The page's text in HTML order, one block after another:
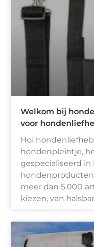
Welkom bij
voor
Hoi
hondenpleintje,
gespecialiseerd
meer dan 5.000
kiezen, van